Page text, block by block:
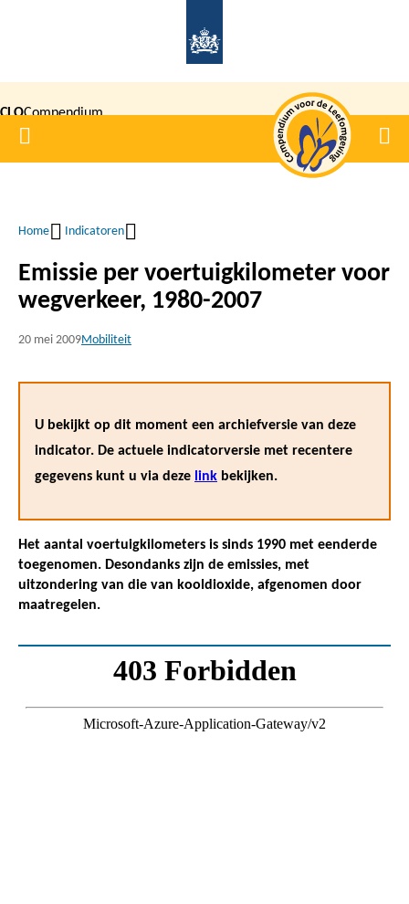
inhoud
gaan
CLOCompendium
voor de
Home
Kruimelpad
Home Indicatoren
Emissie per voertuigkilometer voor
wegverkeer, 1980-2007
20 mei 2009Mobiliteit
U bekijkt op dit moment een archiefversie van deze
indicator. De actuele indicatorversie met recentere
gegevens kunt u via deze link bekijken.
Het aantal voertuigkilometers is sinds 1990 met eenderde
toegenomen. Desondanks zijn de emissies, met
uitzondering van die van kooldioxide, afgenomen door
maatregelen.